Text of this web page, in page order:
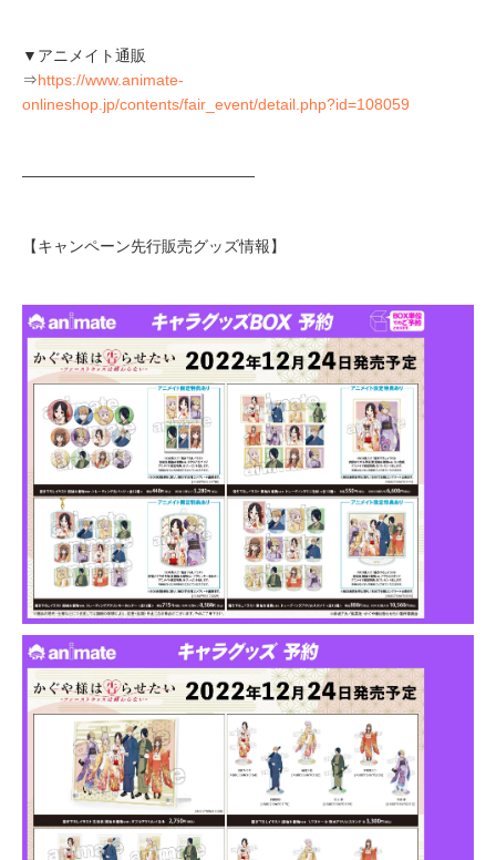
▼アニメイト通販
⇒https://www.animate-
onlineshop.jp/contents/fair_event/detail.php?id=108059
―――――――――――――――
【キャンペーン先行販売グッズ情報】